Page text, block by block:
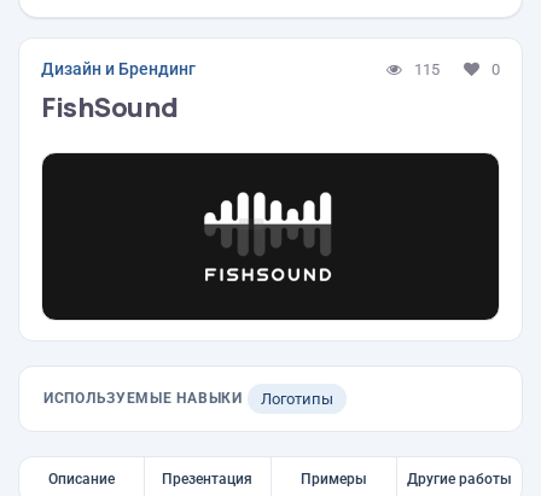
Дизайн и Брендинг 115 0
FishSound
ИСПОЛЬЗУЕМЫЕ НАВЫКИ Логотипы
Описание Презентация Примеры Другие работы